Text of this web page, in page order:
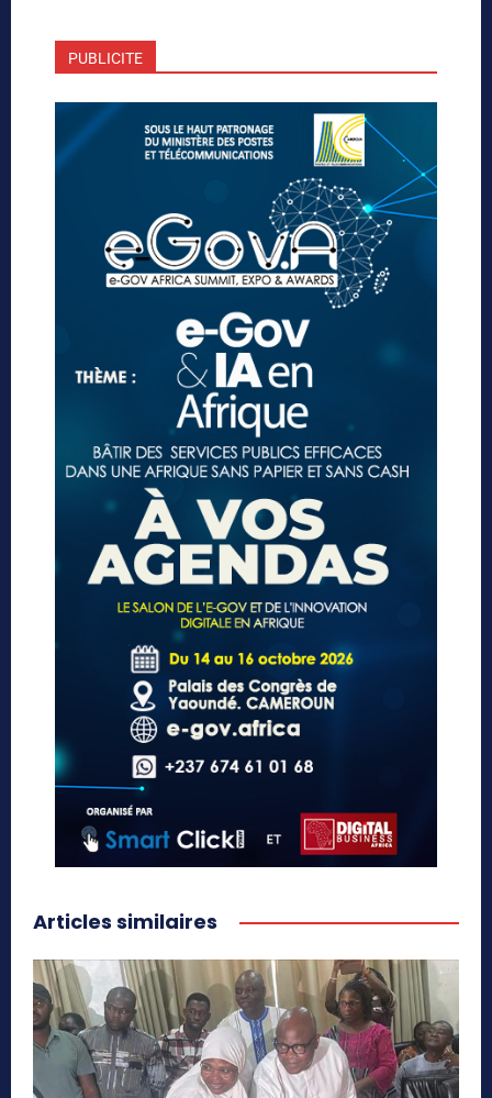
PUBLICITE
Articles similaires